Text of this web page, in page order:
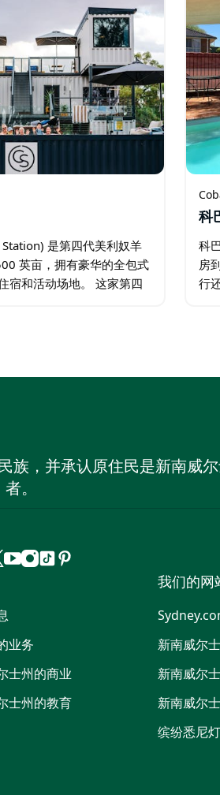
是第四代美利奴羊
英亩，拥有豪华的全包式
宿和活动场地。 这家第四
科
科
房
行
族，并承认原住民是新南威
者。
喳
YouTube
Instagram
抖 Pinterest
业务
士州的商业
士州的教育
我们的网
新南威尔
新南威尔
新南威尔
缤纷悉尼